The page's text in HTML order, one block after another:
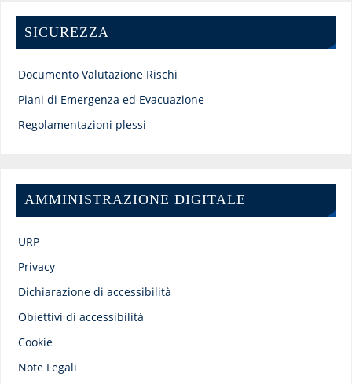
SICUREZZA
Documento Valutazione Rischi
Piani di Emergenza ed Evacuazione
Regolamentazioni plessi
AMMINISTRAZIONE DIGITALE
URP
Privacy
Dichiarazione di accessibilità
Obiettivi di accessibilità
Cookie
Note Legali